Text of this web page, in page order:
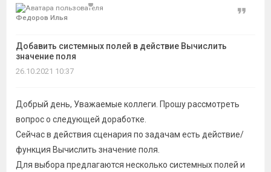
Федоров Илья
Добавить системных полей в действие Вычислить
значение поля
Цитата
26.10.2021 10:37
Добрый день, Уважаемые коллеги. Прошу рассмотреть
вопрос о следующей доработке.
Сейчас в действия сценария по задачам есть действие/
функция Вычислить значение поля.
Для выбора предлагаются несколько системных полей и